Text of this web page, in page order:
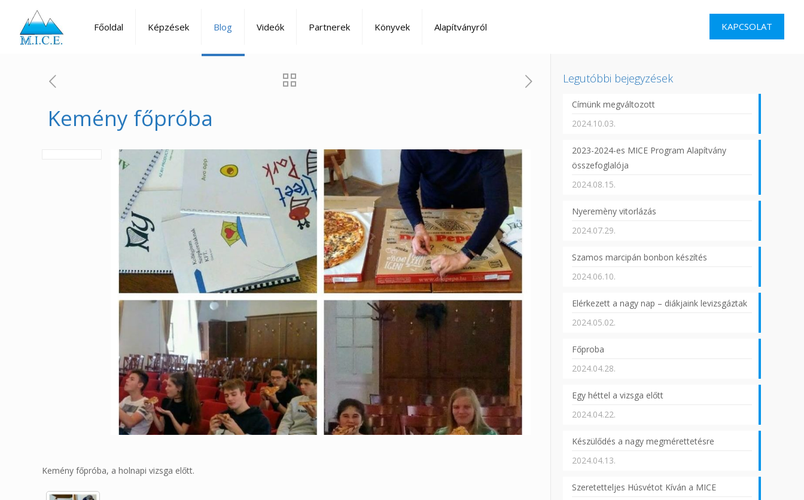
Főoldal Képzések Blog Videók Partnerek Könyvek Alapítványról KAPCSOLAT
Kemény főpróba
Kemény főpróba, a holnapi vizsga előtt.
Legutóbbi bejegyzések
Címünk megváltozott
2024.10.03.
2023-2024-es MICE Program Alapítvány
összefoglalója
2024.08.15.
Nyeremèny vitorlázás
2024.07.29.
Szamos marcipán bonbon készítés
2024.06.10.
Elérkezett a nagy nap – diákjaink levizsgáztak
2024.05.02.
Főproba
2024.04.28.
Egy héttel a vizsga előtt
2024.04.22.
Készülődés a nagy megmérettetésre
2024.04.13.
Szeretetteljes Húsvétot Kíván a MICE